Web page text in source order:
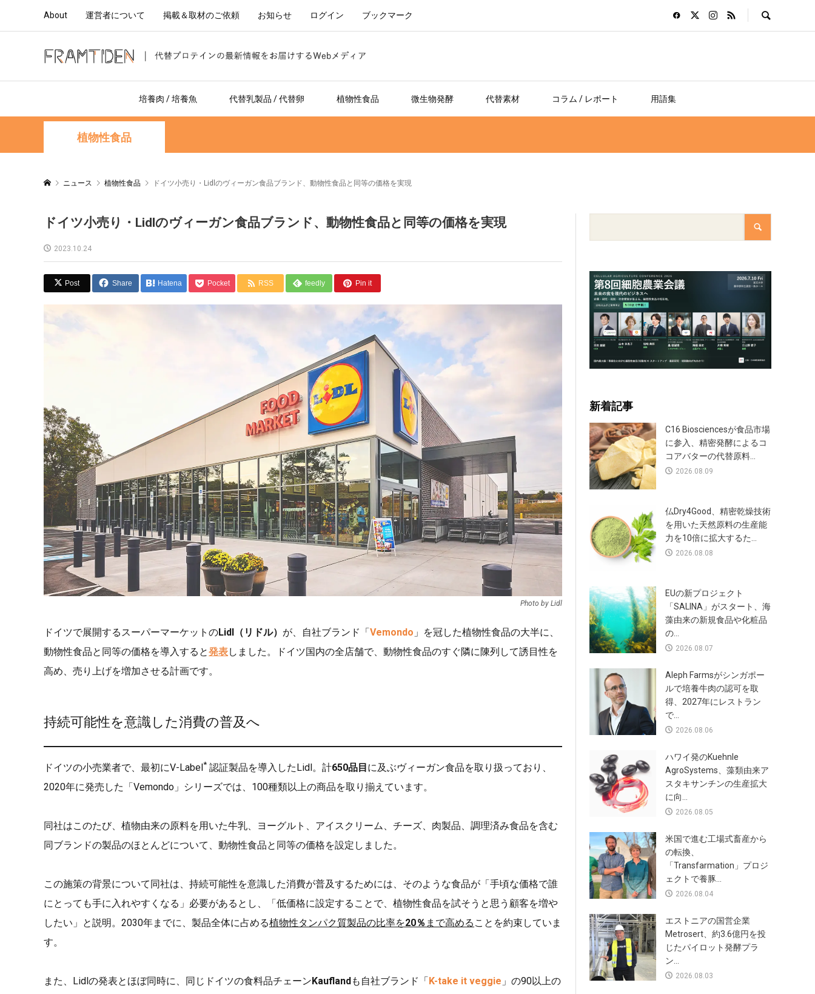
About 運営者について 掲載＆取材のご依頼 お知らせ ログイン ブックマーク
培養肉 / 培養魚 代替乳製品 / 代替卵 植物性食品 微生物発酵 代替素材 コラム / レポート 用語集
植物性食品
ニュース 植物性食品 ドイツ小売り・Lidlのヴィーガン食品ブランド、動物性食品と同等の価格を実現
ドイツ小売り・Lidlのヴィーガン食品ブランド、動物性食品と同等の価格を実現
2023.10.24
Post Share Hatena Pocket RSS feedly Pin it
Photo by Lidl
ドイツで展開するスーパーマーケットのLidl（リドル） が、自社ブランド「Vemondo 」を冠した植物性食品の大半に、
動物性食品と同等の価格を導入すると発表しました。ドイツ国内の全店舗で、動物性食品のすぐ隣に陳列して誘目性を
高め、売り上げを増加させる計画です。
持続可能性を意識した消費の普及へ
ドイツの小売業者で、最初にV-Label * 認証製品を導入したLidl。計650品目 に及ぶヴィーガン食品を取り扱っており、
2020年に発売した「Vemondo」シリーズでは、100種類以上の商品を取り揃えています。
同社はこのたび、植物由来の原料を用いた牛乳、ヨーグルト、アイスクリーム、チーズ、肉製品、調理済み食品を含む
同ブランドの製品のほとんどについて、動物性食品と同等の価格を設定しました。
この施策の背景について同社は、持続可能性を意識した消費が普及するためには、そのような食品が「手頃な価格で誰
にとっても手に入れやすくなる」必要があるとし、「低価格に設定することで、植物性食品を試そうと思う顧客を増や
したい」と説明。2030年までに、製品全体に占める植物性タンパク質製品の比率を20％ まで高める ことを約束していま
す。
また、Lidlの発表とほぼ同時に、同じドイツの食料品チェーン Kaufland も自社ブランド「 K-take it veggie 」の90以上の
新着記事
C16 Biosciencesが食品市場
に参入、精密発酵によるコ
コアバターの代替原料...
2026.08.09
仏Dry4Good、精密乾燥技術
を用いた天然原料の生産能
力を10倍に拡大するた...
2026.08.08
EUの新プロジェクト
「SALINA」がスタート、海
藻由来の新規食品や化粧品
の...
2026.08.07
Aleph Farmsがシンガポー
ルで培養牛肉の認可を取
得、2027年にレストラン
で...
2026.08.06
ハワイ発のKuehnle
AgroSystems、藻類由来ア
スタキサンチンの生産拡大
に向...
2026.08.05
米国で進む工場式畜産から
の転換、
「Transfarmation」プロジ
ェクトで養豚...
2026.08.04
エストニアの国営企業
Metrosert、約3.6億円を投
じたパイロット発酵プラ
ン...
2026.08.03